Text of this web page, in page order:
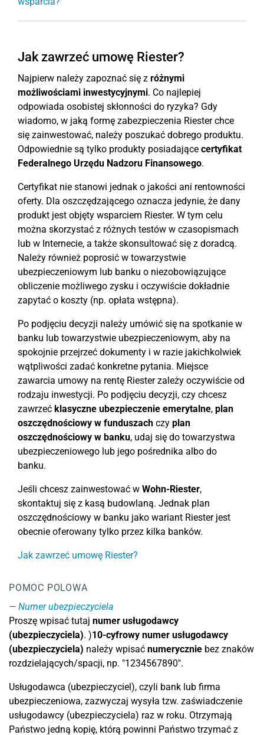
Jak zawrzeć umowę Riester?
Najpierw należy zapoznać się z różnymi
możliwościami inwestycyjnymi. Co najlepiej
odpowiada osobistej skłonności do ryzyka? Gdy
wiadomo, w jaką formę zabezpieczenia Riester chce
się zainwestować, należy poszukać dobrego produktu.
Odpowiednie są tylko produkty posiadające certyfikat
Federalnego Urzędu Nadzoru Finansowego.
Certyfikat nie stanowi jednak o jakości ani rentowności
oferty. Dla oszczędzającego oznacza jedynie, że dany
produkt jest objęty wsparciem Riester. W tym celu
można skorzystać z różnych testów w czasopismach
lub w Internecie, a także skonsultować się z doradcą.
Należy również poprosić w towarzystwie
ubezpieczeniowym lub banku o niezobowiązujące
obliczenie możliwego zysku i oczywiście dokładnie
zapytać o koszty (np. opłata wstępna).
Po podjęciu decyzji należy umówić się na spotkanie w
banku lub towarzystwie ubezpieczeniowym, aby na
spokojnie przejrzeć dokumenty i w razie jakichkolwiek
wątpliwości zadać konkretne pytania. Miejsce
zawarcia umowy na rentę Riester zależy oczywiście od
rodzaju inwestycji. Po podjęciu decyzji, czy chcesz
zawrzeć klasyczne ubezpieczenie emerytalne, plan
oszczędnościowy w funduszach czy plan
oszczędnościowy w banku, udaj się do towarzystwa
ubezpieczeniowego lub jego pośrednika albo do
banku.
Jeśli chcesz zainwestować w Wohn-Riester,
skontaktuj się z kasą budowlaną. Jednak plan
oszczędnościowy w banku jako wariant Riester jest
obecnie oferowany tylko przez kilka banków.
Jak zawrzeć umowę Riester?
POMOC POLOWA
Numer ubezpieczyciela
Proszę wpisać tutaj numer usługodawcy
(ubezpieczyciela). )10-cyfrowy numer usługodawcy
(ubezpieczyciela) należy wpisać numerycznie bez znaków
rozdzielających/spacji, np. "1234567890".
Usługodawca (ubezpieczyciel), czyli bank lub firma
ubezpieczeniowa, zazwyczaj wysyła tzw. zaświadczenie
usługodawcy (ubezpieczyciela) raz w roku. Otrzymają
Państwo jedną kopię, którą powinni Państwo trzymać z